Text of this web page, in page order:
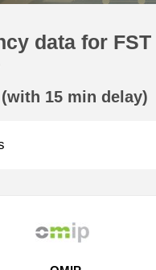
data for FST
15 min delay)